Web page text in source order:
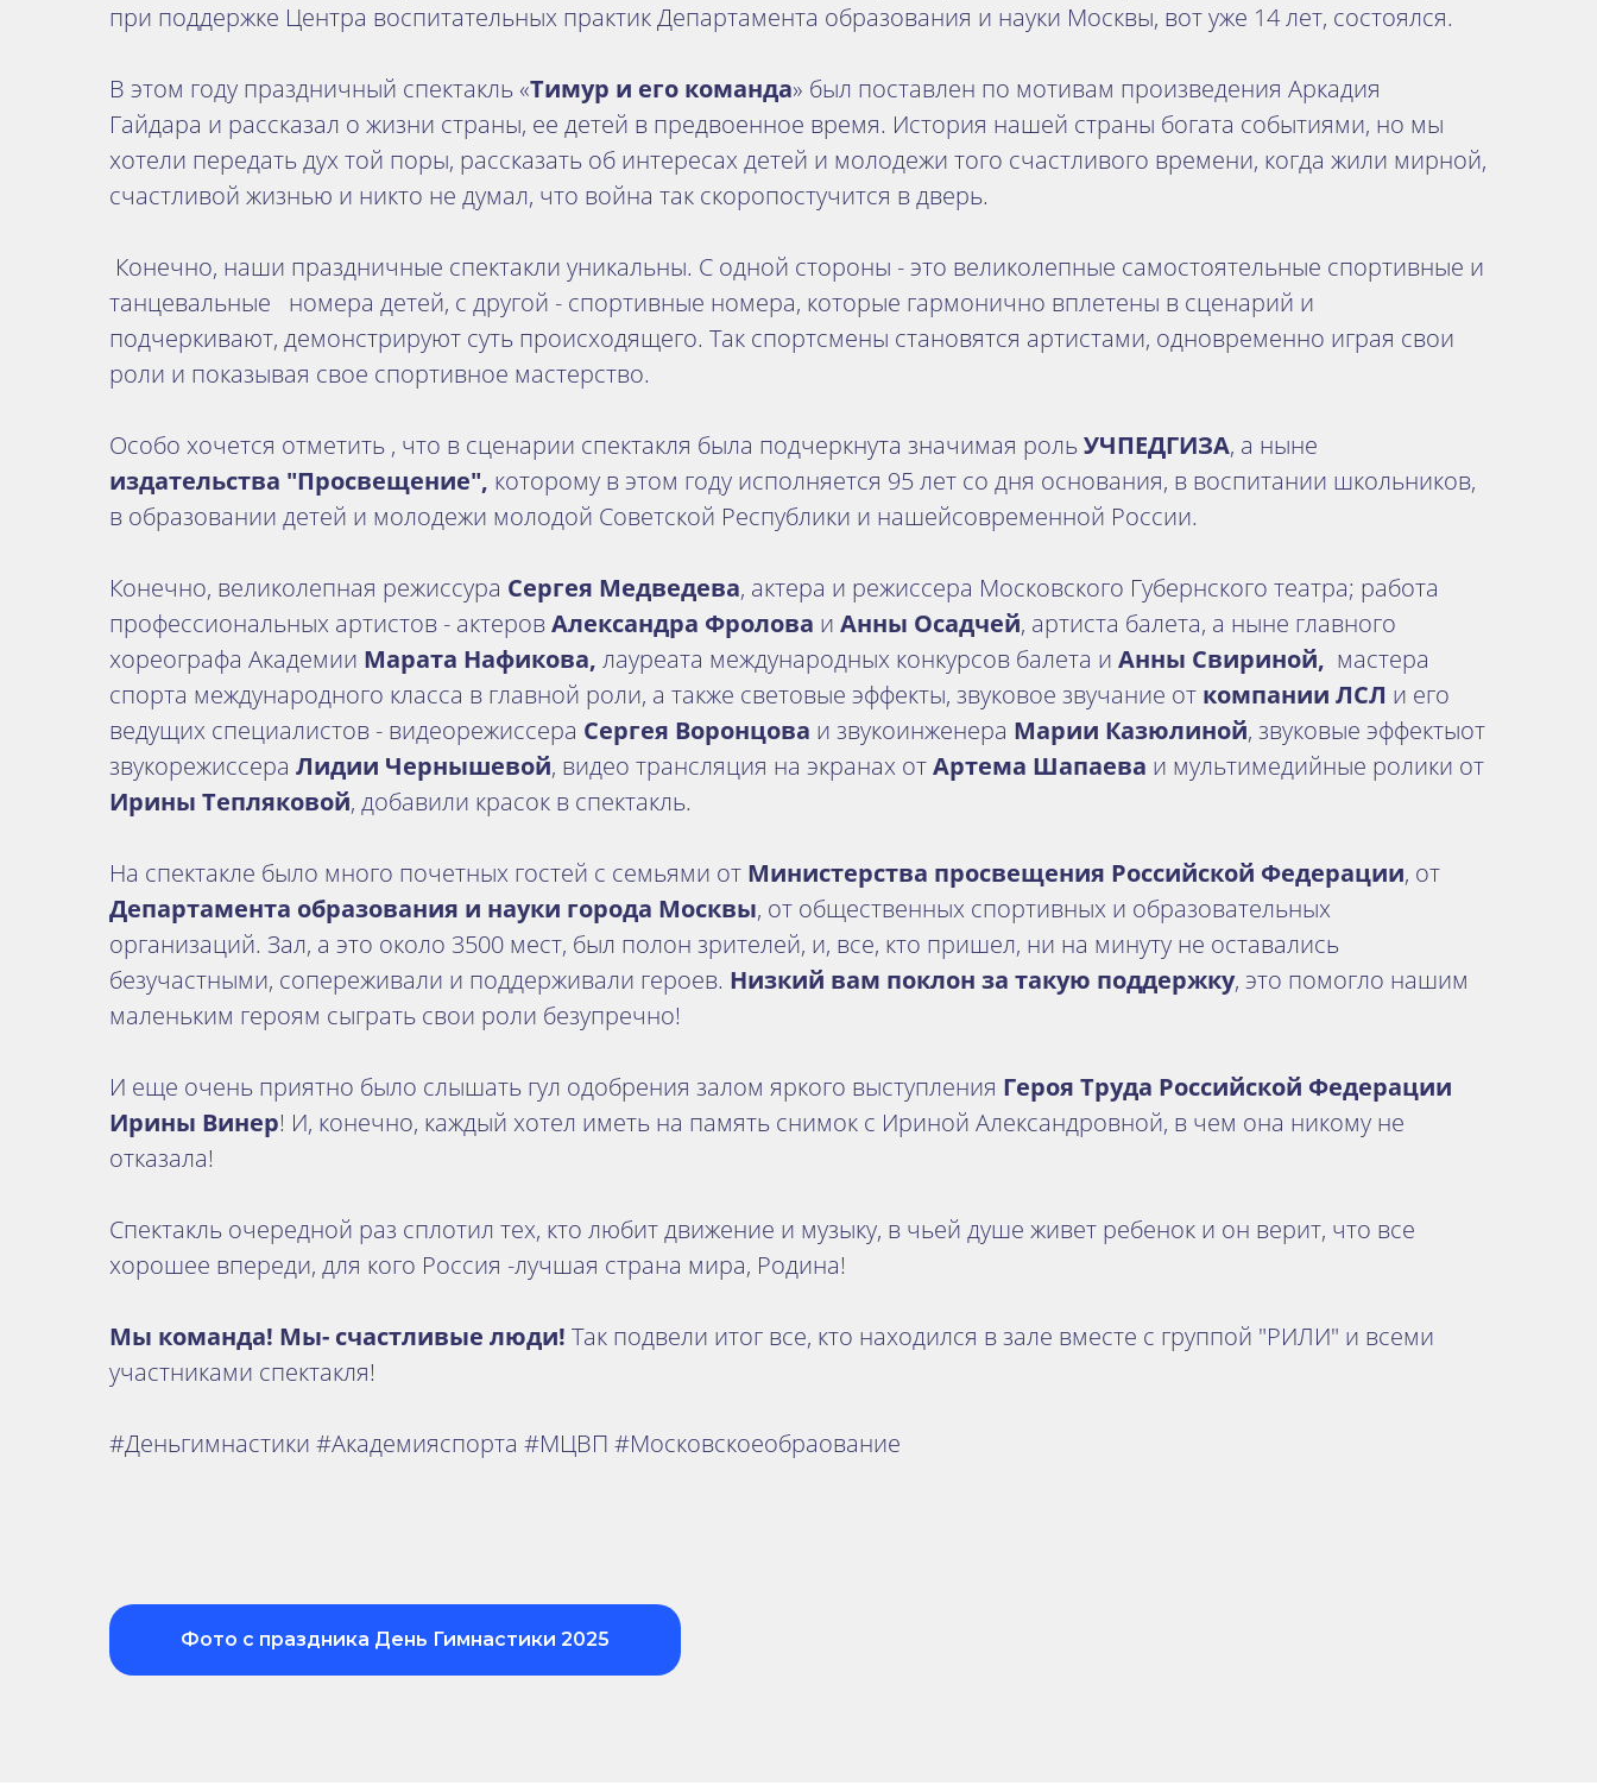
при поддержке Центра воспитательных практик Департамента образования и науки Москвы, вот уже 14 лет, состоялся.
В этом году праздничный спектакль «Тимур и его команда» был поставлен по мотивам произведения Аркадия
Гайдара и рассказал о жизни страны, ее детей в предвоенное время. История нашей страны богата событиями, но мы
хотели передать дух той поры, рассказать об интересах детей и молодежи того счастливого времени, когда жили мирной,
счастливой жизнью и никто не думал, что война так скоропостучится в дверь.
Конечно, наши праздничные спектакли уникальны. С одной стороны - это великолепные самостоятельные спортивные и
танцевальные номера детей, с другой - спортивные номера, которые гармонично вплетены в сценарий и
подчеркивают, демонстрируют суть происходящего. Так спортсмены становятся артистами, одновременно играя свои
роли и показывая свое спортивное мастерство.
Особо хочется отметить , что в сценарии спектакля была подчеркнута значимая рольУЧПЕДГИЗА, а ныне
издательства "Просвещение", которому в этом году исполняется 95 лет со дня основания, в воспитании школьников,
в образовании детей и молодежи молодой Советской Республики и нашейсовременной России.
Конечно, великолепная режиссура Сергея Медведева, актера и режиссера Московского Губернского театра; работа
профессиональных артистов - актеровАлександра Фролова и Анны Осадчей, артиста балета, а ныне главного
хореографа Академии Марата Нафикова, лауреата международных конкурсов балета и Анны Свириной, мастера
спорта международного класса в главной роли, а также световые эффекты, звуковое звучание от компании ЛСЛ и его
ведущих специалистов - видеорежиссера Сергея Воронцова и звукоинженера Марии Казюлиной, звуковые эффектыот
звукорежиссера Лидии Чернышевой, видео трансляция на экранах отАртема Шапаева и мультимедийные ролики от
Ирины Тепляковой, добавили красок в спектакль.
На спектакле было много почетных гостей с семьями от Министерства просвещения Российской Федерации, от
Департамента образования и науки города Москвы, от общественных спортивных и образовательных
организаций. Зал, а это около 3500 мест, был полон зрителей, и, все, кто пришел, ни на минуту не оставались
безучастными, сопереживали и поддерживали героев. Низкий вам поклон за такую поддержку, это помогло нашим
маленьким героям сыграть свои роли безупречно!
И еще очень приятно было слышать гул одобрения залом яркого выступления Героя Труда Российской Федерации
Ирины Винер! И, конечно, каждый хотел иметь на память снимок с Ириной Александровной, в чем она никому не
отказала!
Спектакль очередной раз сплотил тех, кто любит движение и музыку, в чьей душе живет ребенок и он верит, что все
хорошее впереди, для кого Россия -лучшая страна мира, Родина!
Мы команда! Мы- счастливые люди! Так подвели итог все, кто находился в зале вместе с группой "РИЛИ" и всеми
участниками спектакля!
#Деньгимнастики #Академияспорта #МЦВП #Московскоеобраование
Фото с праздника День Гимнастики 2025